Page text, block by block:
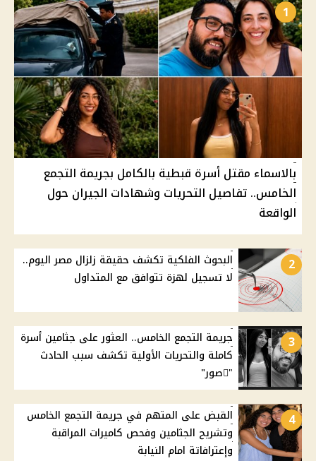
1
بالاسماء مقتل أسرة قبطية بالكامل بجريمة التجمع
الخامس.. تفاصيل التحريات وشهادات الجيران حول
الواقعة
2
البحوث الفلكية تكشف حقيقة زلزال مصر اليوم..
لا تسجيل لهزة تتوافق مع المتداول
3
جريمة التجمع الخامس.. العثور على جثامين أسرة
كاملة والتحريات الأولية تكشف سبب الحادث
"ًصور"
4
القبض على المتهم في جريمة التجمع الخامس
وتشريح الجثامين وفحص كاميرات المراقبة
وإعترافاتة امام النيابة